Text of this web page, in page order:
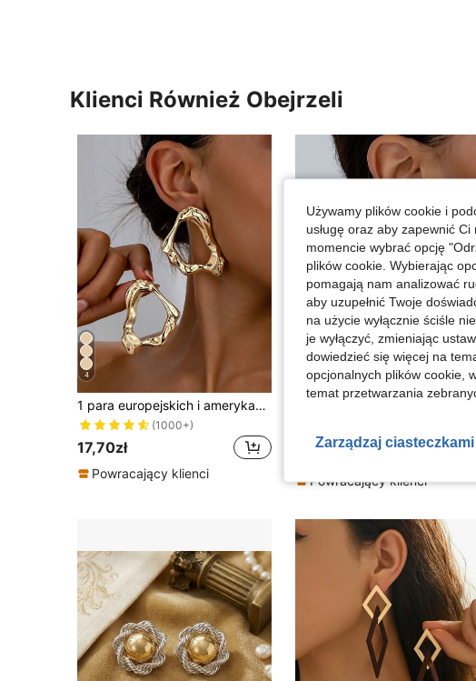
Klienci Również Obejrzeli
4
1 para europejskich i amerykańskich geometrycznych asymetrycznych pustych kolczyków
(1000+)
17,70zł
Powracający klienci
19
1 para eleganckich modnych personalizowanych kolczyków wkręcanych ze słonecznikiem dla kobiet
#1 Bestsellery
w Kwiaty Kolczyki damskie
(1000+)
(1000+)
14,85zł
Powracający klienci
Używamy plików cookie i
usługę oraz aby zapewnić
momencie wybrać opcję
plików cookie. Wybierając
pomagają nam analizować
aby uzupełnić Twoje
na użycie wyłącznie ściśle
je wyłączyć, zmieniając
dowiedzieć się więcej na
opcjonalnych plików cookie,
temat przetwarzania
Zarządzaj ciasteczkami